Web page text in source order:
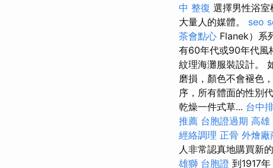
中 整復 選擇男性浴
大量人的媒體。 seo
茶會點心 Flanek）系
有60年代或90年代風
紋理海灘服裝設計。
磨損，顏色不會褪色
序，所有體面的性別
乾燥一件式草... 台中
推薦 台胞證過期 高雄
經絡調理 正骨 外燴廠
人非常認真地購買新
雄獅 台胞證 到1917